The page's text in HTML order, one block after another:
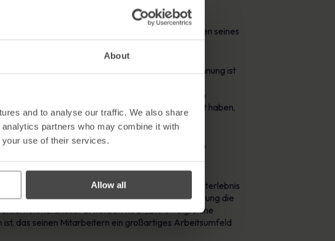
About
and to analyse our traffic. We also share
partners who may combine it with
your use of their services.
Allow all
eintritt!
und würdigte die kollektiven Anstrengungen seines
Moment für MetaCompliance. Diese Anerkennung ist
für ein einladendes und unterstützendes
zu liefern, die Unternehmen
die starke Kultur, die wir gemeinsam aufgebaut haben,
und das Führungsverhalten, das nachweislich zu
und bewusstes Engagement für das Gesamterlebnis
Place To Work. Sie betont, dass die Zertifizierung die
erworben wird. „Die erfolgreiche
das seinen Mitarbeitern ein großartiges Arbeitsumfeld